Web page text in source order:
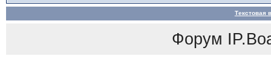
Текстовая
Форум